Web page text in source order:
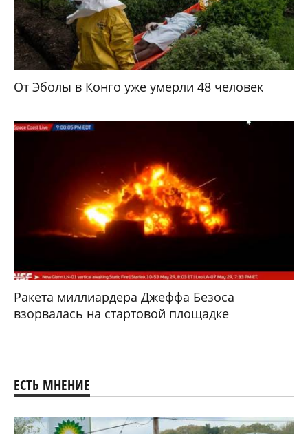
От Эболы в Конго уже умерли 48 человек
Ракета миллиардера Джеффа Безоса
взорвалась на стартовой площадке
ЕСТЬ МНЕНИЕ